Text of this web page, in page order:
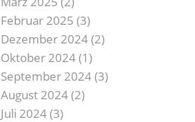
Februar 2025 (3)
Dezember 2024(2)
Oktober 2024(1)
September 2024(3)
August 2024(2)
Juli 2024(3)